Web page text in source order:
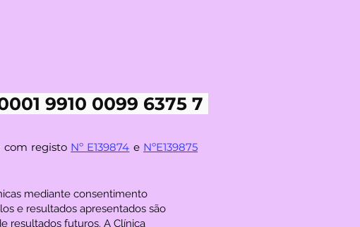
9910 0099 6375 7
com registo Nº E139874 e NºE139875
mediante consentimento
e resultados apresentados são
resultados futuros. A Clínica